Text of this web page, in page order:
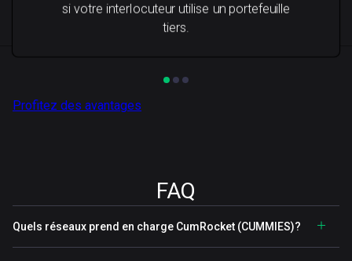
si votre interlocuteur utilise un portefeuille
tiers.
Profitez des avantages
FAQ
Quels réseaux prend en charge CumRocket (CUMMIES)?